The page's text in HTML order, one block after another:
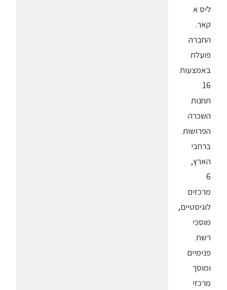
ליס א
קאר.
החברה
פועלת
באמצעות
16
תחנות
השכרה
הפרושות
ברחבי
הארץ,
6
מרכזים
לוגיסטיים,
מוסכי
רשת
פנימיים
ומוסך
מרכזי